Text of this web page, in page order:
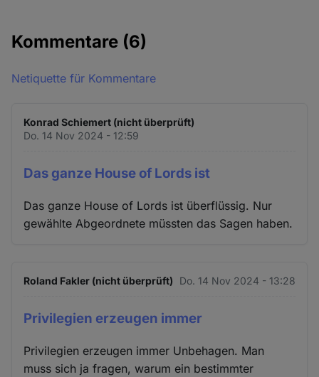
Kommentare (6)
Netiquette für Kommentare
Konrad Schiemert (nicht überprüft)
Do. 14 Nov 2024 - 12:59
Das ganze House of Lords ist
Das ganze House of Lords ist überflüssig. Nur
gewählte Abgeordnete müssten das Sagen haben.
Roland Fakler (nicht überprüft) Do. 14 Nov 2024 - 13:28
Privilegien erzeugen immer
Privilegien erzeugen immer Unbehagen. Man
muss sich ja fragen, warum ein bestimmter